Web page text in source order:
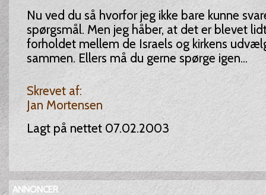
Nu ved du så hvorfor jeg ikke bare kunne
spørgsmål. Men jeg håber, at det er blevet
forholdet mellem de Israels og kirkens
sammen. Ellers må du gerne spørge igen...
Skrevet af:
Jan Mortensen
Lagt på nettet 07.02.2003
ANNONCER